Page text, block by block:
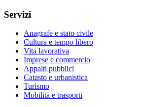
Servizi
Anagrafe e stato civile
Cultura e tempo libero
Vita lavorativa
Imprese e commercio
Appalti pubblici
Catasto e urbanistica
Turismo
Mobilità e trasporti